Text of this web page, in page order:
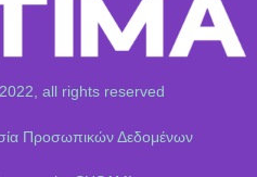
all rights reserved
Προσωπικών Δεδομένων